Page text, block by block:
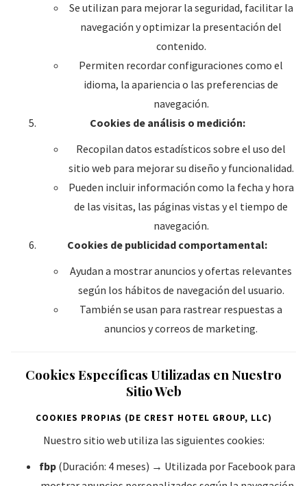
Se utilizan para mejorar la seguridad, facilitar la
navegación y optimizar la presentación del
contenido.
Permiten recordar configuraciones como el
idioma, la apariencia o las preferencias de
navegación.
Cookies de análisis o medición:
Recopilan datos estadísticos sobre el uso del
sitio web para mejorar su diseño y funcionalidad.
Pueden incluir información como la fecha y hora
de las visitas, las páginas vistas y el tiempo de
navegación.
Cookies de publicidad comportamental:
Ayudan a mostrar anuncios y ofertas relevantes
según los hábitos de navegación del usuario.
También se usan para rastrear respuestas a
anuncios y correos de marketing.
Cookies Específicas Utilizadas en Nuestro
Sitio Web
COOKIES PROPIAS (DE CREST HOTEL GROUP, LLC)
Nuestro sitio web utiliza las siguientes cookies:
fbp (Duración: 4 meses) → Utilizada por Facebook para